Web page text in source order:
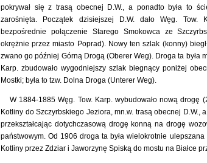
pokrywał się z trasą obecnej D.W., a ponadto była to
zarośnięta. Początek dzisiejszej D.W. dało Węg.
bezpośrednie połączenie Starego Smokowca ze
okrężnie przez miasto Poprad). Nowy ten szlak (konny)
zwano go później Górną Drogą (Oberer Weg). Droga ta była
Karp. zbudowało wygodniejszy szlak biegnący poniżej
Mostki; była to tzw. Dolna Droga (Unterer Weg).
W 1884-1885 Węg. Tow. Karp. wybudowało nową drogę
Kotliny do Szczyrbskiego Jeziora, mn.w. trasą obecnej D.W.,
przekształcając dotychczasową drogę konną na drogę
państwowym. Od 1906 droga ta była wielokrotnie
Kotliny przez Zdziar i Jaworzynę Spiską do mostu na Białce